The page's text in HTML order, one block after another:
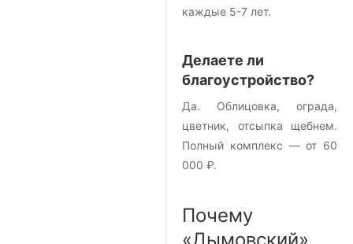
каждые 5-7 лет.
Делаете ли
благоустройство?
Да. Облицовка, ограда,
цветник, отсыпка щебнем.
Полный комплекс — от 60
000 ₽.
Почему